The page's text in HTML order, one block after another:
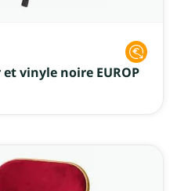
vinyle noire EUROP